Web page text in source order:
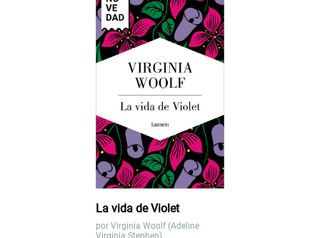
La vida de Violet
por Virginia Woolf (Adeline
Virginia Stephen)